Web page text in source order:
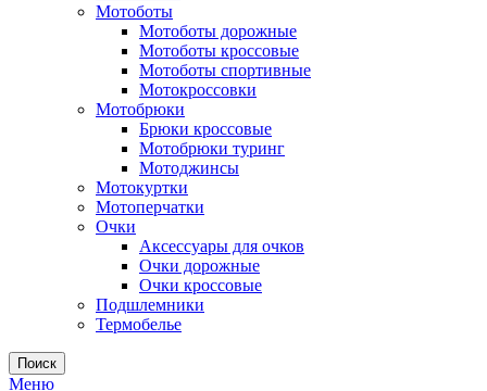
Мотоботы
Мотоботы дорожные
Мотоботы кроссовые
Мотоботы спортивные
Мотокроссовки
Мотобрюки
Брюки кроссовые
Мотобрюки туринг
Мотоджинсы
Мотокуртки
Мотоперчатки
Очки
Аксессуары для очков
Очки дорожные
Очки кроссовые
Подшлемники
Термобелье
Поиск
Меню